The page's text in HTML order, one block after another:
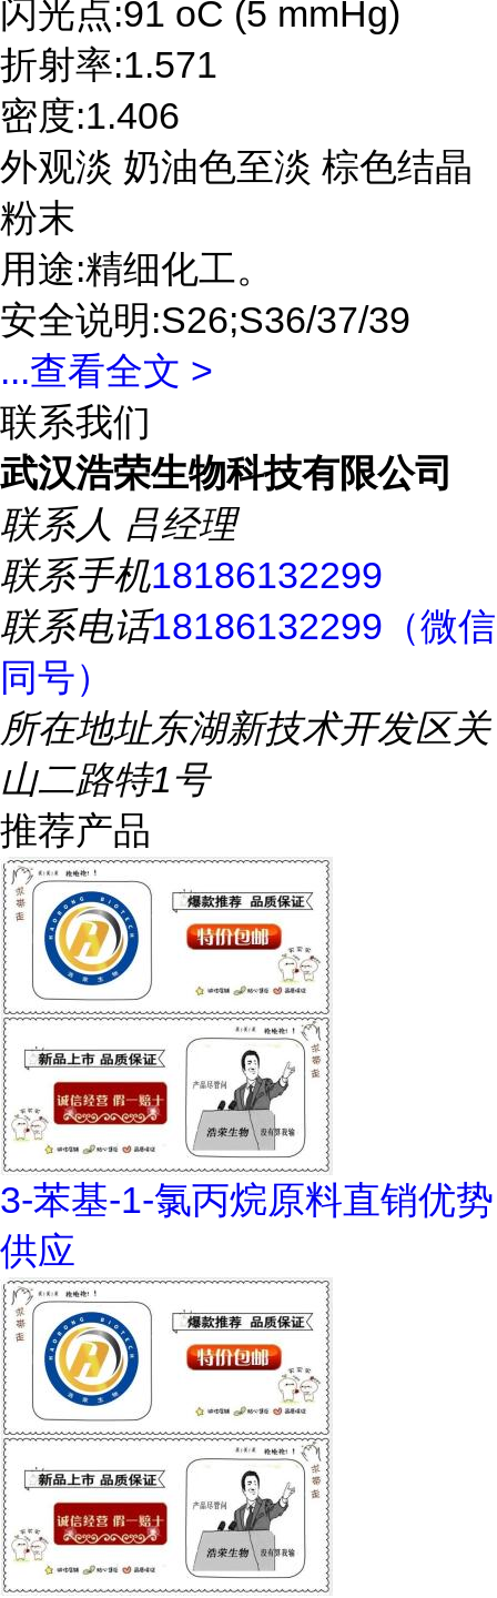
闪光点:91 oC (5 mmHg)
折射率:1.571
密度:1.406
外观淡 奶油色至淡 棕色结晶
粉末
用途:精细化工。
安全说明:S26;S36/37/39
...查看全文 >
联系我们
武汉浩荣生物科技有限公司
联系人 吕经理
联系手机18186132299
联系电话18186132299（微信
同号）
所在地址东湖新技术开发区关
山二路特1号
推荐产品
3-苯基-1-氯丙烷原料直销优势
供应